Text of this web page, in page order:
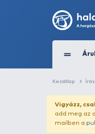
Kezdőlap